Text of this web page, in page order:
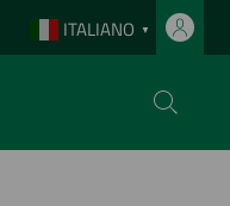
ITALIANO ▼